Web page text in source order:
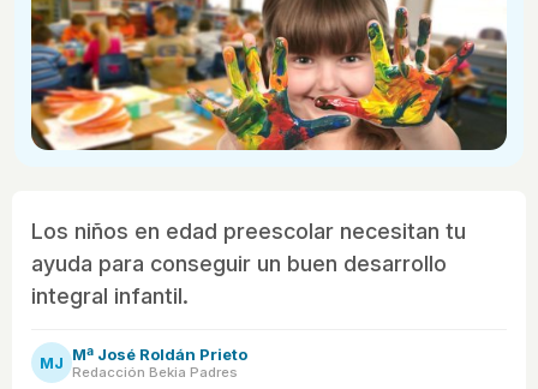
Los niños en edad preescolar necesitan tu
ayuda para conseguir un buen desarrollo
integral infantil.
MJ Mª José Roldán Prieto
Redacción Bekia Padres